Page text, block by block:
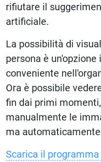
rifiutare il
artificiale.
La possibilità di
persona è
conveniente
Ora è possibile
fin dai primi
manualmente le
ma
Scarica il